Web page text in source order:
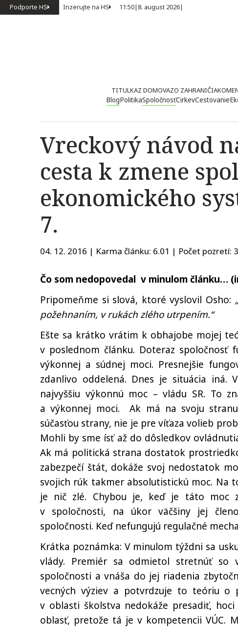
Podporte HS Inzerujte na HS 11:50| 8. august 2026|
TITULKAZ DOMOVAZO ZAHRANIČIA
BlogPolitikaSpoločnosťCirkevCestovanie
Vreckový návod
cesta k zmene
ekonomického
7.
04. 12. 2016 | Karma článku: 6.01 | Počet pozretí:
Čo som nedopovedal v minulom článku…
Pripomeňme si slová, ktoré vyslovil Osho:
požehnaním, v rukách zlého utrpením.“
Ešte sa krátko vrátim k obhajobe mojej
v poslednom článku. Doteraz spoločnosť
výkonnej a súdnej moci. Presnejšie
zdanlivo oddelená. Dnes je situácia iná.
najvyššiu výkonnú moc – vládu SR. To
a výkonnej moci. Ak má na svoju
súčasťou strany, nie je pre víťaza volieb
Mohli by sme ísť až do dôsledkov
Ak má politická strana dostatok
zabezpečí štát, dokáže svoj nedostatok
svojich rúk takmer absolutistickú moc. Na
je nič zlé. Chybou je, keď je táto moc
v spoločnosti, na úkor väčšiny jej
spoločnosti. Keď nefungujú regulačné
Krátka poznámka: V minulom týždni sa
vlády. Premiér sa odmietol stretnúť so
spoločnosti a vnáša do jej riadenia
vecných výziev a potvrdzuje to teóriu o
v oblasti školstva nedokáže presadiť,
oblasť, pretože tá je v kompetencii VÚC.